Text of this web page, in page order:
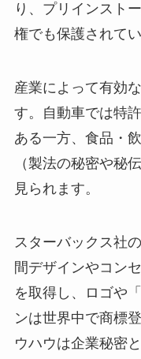
り、プリインスト
権でも保護されてい
産業によって有効
す。自動車では特
ある一方、食品・
（製法の秘密や秘
見られます。
スターバックス社
間デザインやコン
を取得し、ロゴや
ンは世界中で商標
ウハウは企業秘密